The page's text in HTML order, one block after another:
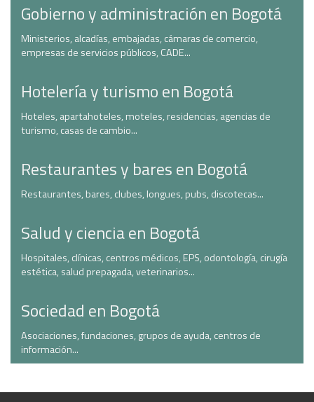
Gobierno y administración en Bogotá
Ministerios, alcadías, embajadas, cámaras de comercio,
empresas de servicios públicos, CADE...
Hotelería y turismo en Bogotá
Hoteles, apartahoteles, moteles, residencias, agencias de
turismo, casas de cambio...
Restaurantes y bares en Bogotá
Restaurantes, bares, clubes, longues, pubs, discotecas...
Salud y ciencia en Bogotá
Hospitales, clínicas, centros médicos, EPS, odontología, cirugía
estética, salud prepagada, veterinarios...
Sociedad en Bogotá
Asociaciones, fundaciones, grupos de ayuda, centros de
información...